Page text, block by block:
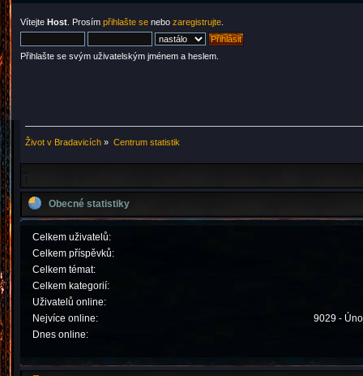
Vítejte Host . Prosím přihlašte se nebo zaregistrujte
Přihlašte se svým uživatelským jménem a heslem.
Život v Bradavicích » Centrum statistik
Obecné statistiky
Celkem uživatelů:
Celkem příspěvků:
Celkem témat:
Celkem kategorií:
Uživatelů online:
Nejvíce online:
9029 -
Dnes online: